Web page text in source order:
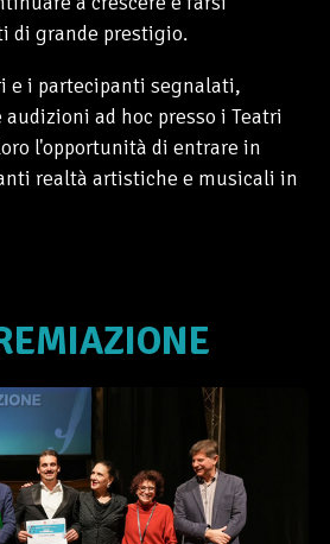
di grande prestigio.
e i partecipanti segnalati,
ad hoc presso i Teatri
l'opportunità di entrare in
realtà artistiche e musicali in